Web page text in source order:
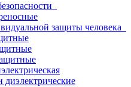
защиты человека
диэлектрические